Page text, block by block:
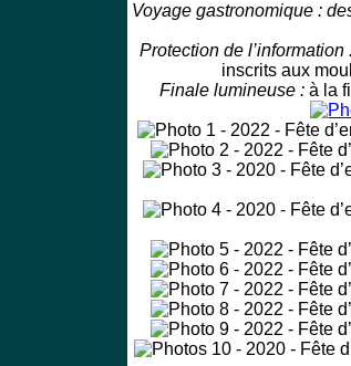
Voyage gastronomique :
Protection de l’information
inscrits aux
Finale lumineuse : à la